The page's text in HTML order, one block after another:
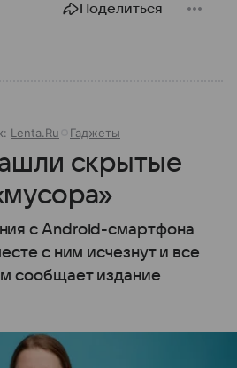
Поделиться
Lenta.Ru Гаджеты
скрытые
с Android-смартфона
с ним исчезнут и все
сообщает издание